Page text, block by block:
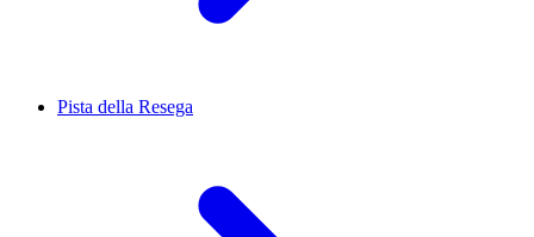
Pista della Resega